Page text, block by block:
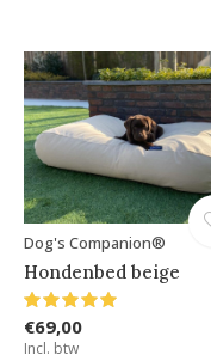
Dog's Companion®
Hondenbed beige
€69,00
Incl. btw